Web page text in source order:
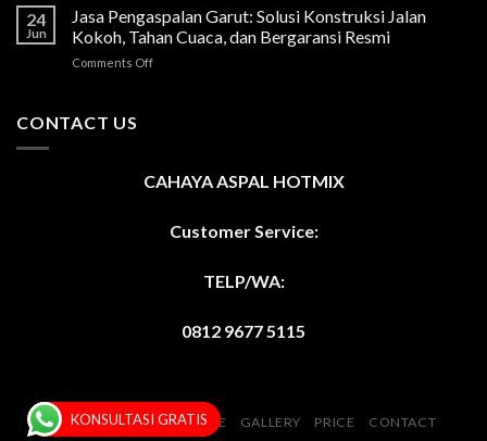
Pengaspalan
Sukabumi:
Solusi
Konstruksi
Bergaransi
24
Jun
Jasa Pengaspalan Garut: Solusi Konstruksi Jalan
Kokoh, Tahan Cuaca, dan Bergaransi Resmi
Comments Offon
Kokoh,
Cuaca,
CONTACT US
CAHAYA ASPAL HOTMIX
Customer Service:
TELP/WA:
0812 9677 5115
HOME ABOUT SERVICE GALLERY PRICE CONTACT
KONSULTASI GRATIS